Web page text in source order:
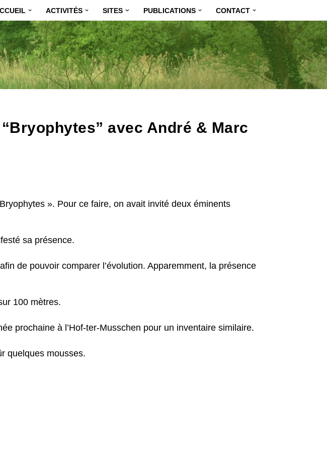
ACTIVITÉS SITES PUBLICATIONS CONTACT
avec André & Marc
». Pour ce faire, on avait invité deux éminents
sa présence.
de pouvoir comparer l’évolution. Apparemment, la présence
100 mètres.
prochaine à l’Hof-ter-Musschen pour un inventaire similaire.
quelques mousses.